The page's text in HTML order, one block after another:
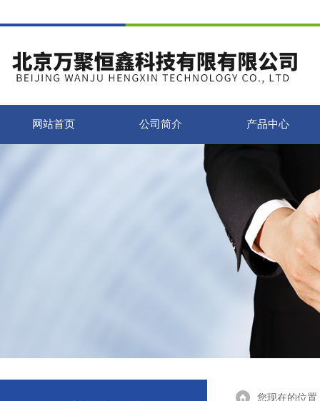
网站首页 公司简介 产品中心
您现在的位置